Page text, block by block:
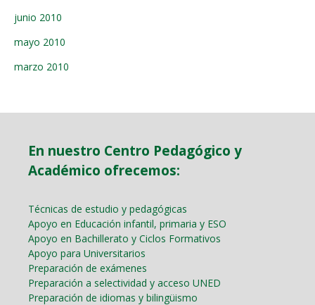
junio 2010
mayo 2010
marzo 2010
En nuestro Centro Pedagógico y
Académico ofrecemos:
Técnicas de estudio y pedagógicas
Apoyo en Educación infantil, primaria y ESO
Apoyo en Bachillerato y Ciclos Formativos
Apoyo para Universitarios
Preparación de exámenes
Preparación a selectividad y acceso UNED
Preparación de idiomas y bilingüismo